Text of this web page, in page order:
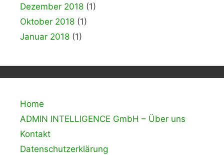
Dezember 2018 (1)
Oktober 2018 (1)
Januar 2018 (1)
Home
ADMIN INTELLIGENCE GmbH – Über uns
Kontakt
Datenschutzerklärung